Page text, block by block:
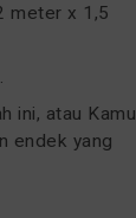
meter x 1,5
ini, atau Kamu
endek yang